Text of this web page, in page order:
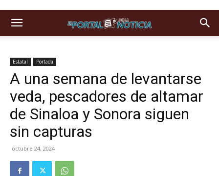
Estatal Portada
A una semana de levantarse
veda, pescadores de altamar
de Sinaloa y Sonora siguen
sin capturas
octubre 24, 2024